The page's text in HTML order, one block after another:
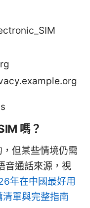
嗎？
但某些情境仍需
音通話來源，視
年在中國最好用
單與完整指南